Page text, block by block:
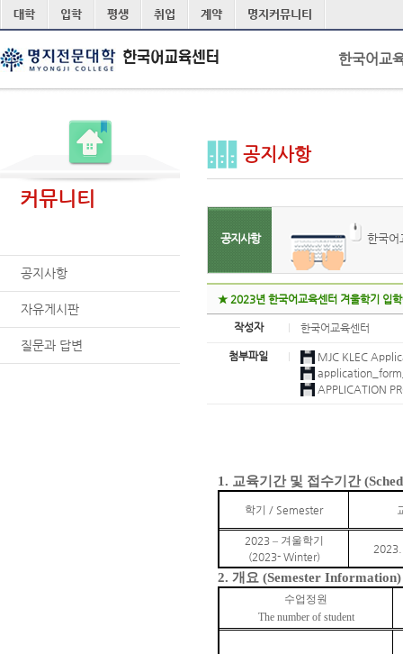
본문 바로가기
대학 입학 평생 취업 계약 명지커뮤니티
한국어교
커뮤니티
공지사항
자유게시판
질문과 답변
공지사항
공지사항 한국어
★ 2023년 한국어교육센터 겨울학기 입
작성자 한국어교육센터
첨부파일
MJC KLEC
APPLICATION
1. 교육기간 및 접수기간
학기 / Semester
2023 – 겨울학기
(2023- Winter)
2. 개요 (Semester Information)
수업정원
The number of student